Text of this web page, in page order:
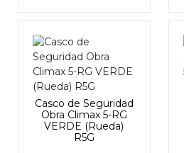
Casco de Seguridad
Obra Climax 5-RG
VERDE (Rueda)
R5G